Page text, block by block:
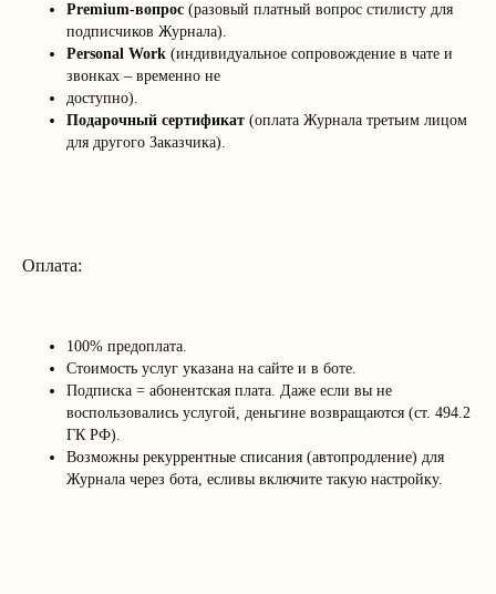
Premium-вопрос (разовый платный вопрос стилисту для
подписчиков Журнала).
Personal Work (индивидуальное сопровождение в чате и
звонках – временно не
доступно).
Подарочный сертификат (оплата Журнала третьим лицом
для другого Заказчика).
Оплата:
100% предоплата.
Стоимость услуг указана на сайте и в боте.
Подписка = абонентская плата. Даже если вы не
воспользовались услугой, деньгине возвращаются (ст. 494.2
ГК РФ).
Возможны рекуррентные списания (автопродление) для
Журнала через бота, есливы включите такую настройку.